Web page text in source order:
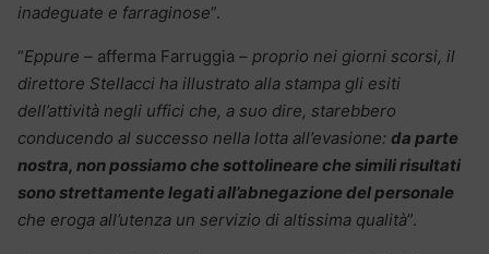
inadeguate e farraginose”.
“Eppure – afferma Farruggia – proprio nei giorni scorsi, il
direttore Stellacci ha illustrato alla stampa gli esiti
dell’attività negli uffici che, a suo dire, starebbero
conducendo al successo nella lotta all’evasione: da parte
nostra, non possiamo che sottolineare che simili risultati
sono strettamente legati all’abnegazione del personale
che eroga all’utenza un servizio di altissima qualità”.